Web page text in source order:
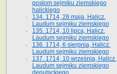
posłom sejmiku ziemskiego
halickiego
134. 1714, 28 maja, Halicz.
Laudum sejmiku ziemskiego
135. 1714, 10 lipca, Halicz.
Laudum sejmiku ziemskiego
136. 1714, 6 sierpnia, Halicz.
Laudum sejmiku ziemskiego
137. 1714, 10 września, Halicz.
Laudum sejmiku ziemskiego
deputackiego